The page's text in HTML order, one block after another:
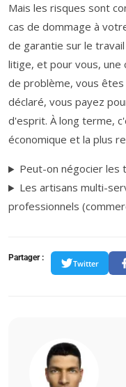
Mais les risques sont
cas de dommage à
de garantie sur le
litige, et pour vous, une
de problème, vous êtes
déclaré, vous payez
d'esprit. À long terme,
économique et la plus
Peut-on négocier les
Les artisans multi-
professionnels
Partager :
Twitter